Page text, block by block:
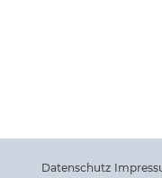
Datenschutz